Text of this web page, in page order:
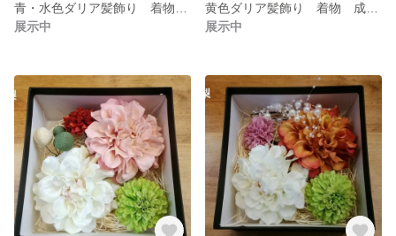
展示中
展示中